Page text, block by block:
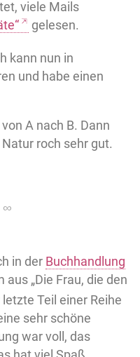
viele Mails
gelesen.
kann nun in
und habe einen
A nach B. Dann
roch sehr gut.
in der Buchhandlung
aus „Die Frau, die den
Teil einer Reihe
sehr schöne
war voll, das